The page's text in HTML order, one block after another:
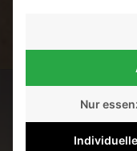
AM
2
Nur